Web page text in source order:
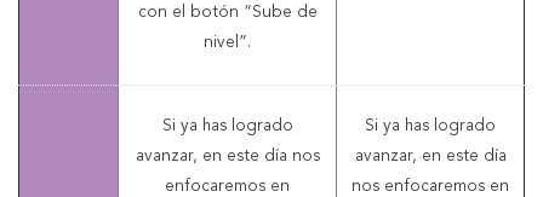
con el botón “Sube de
nivel”.
Si ya has logrado
avanzar, en este día nos
enfocaremos en
Si ya has logrado
avanzar, en este día
nos enfocaremos en